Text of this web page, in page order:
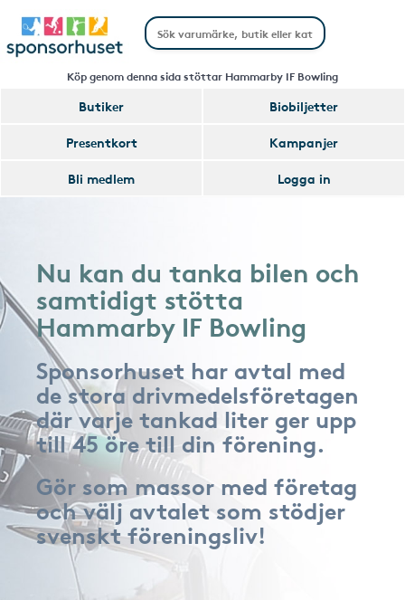
Köp genom denna sida stöttar Hammarby IF Bowling
Butiker
Biobiljetter
Presentkort
Kampanjer
Bli medlem
Logga in
Nu kan du tanka bilen och
samtidigt stötta
Hammarby IF Bowling
Sponsorhuset har avtal med
de stora drivmedelsföretagen
där varje tankad liter ger upp
till 45 öre till din förening.
Gör som massor med företag
och välj avtalet som stödjer
svenskt föreningsliv!